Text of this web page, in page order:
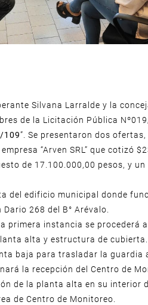
Silvana Larralde y la
de la Licitación Pública
109”. Se presentaron dos ofertas,
“Arven SRL” que cotizó
de 17.100.000,00 pesos, y
del edificio municipal donde
268 del B° Arévalo.
primera instancia se procederá
alta y estructura de
baja para trasladar la guardia
la recepción del Centro de
de la planta alta en su interior
de Centro de Monitoreo.